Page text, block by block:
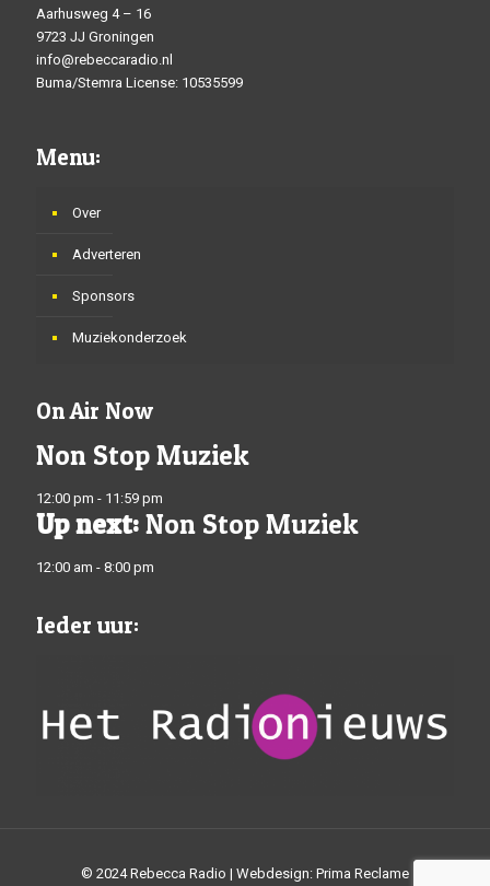
Aarhusweg 4 – 16
9723 JJ Groningen
info@rebeccaradio.nl
Buma/Stemra License: 10535599
Menu:
Over
Adverteren
Sponsors
Muziekonderzoek
On Air Now
Non Stop Muziek
12:00 pm - 11:59 pm
Up next: Non Stop Muziek
12:00 am - 8:00 pm
Ieder uur:
© 2024 Rebecca Radio | Webdesign: Prima Reclame